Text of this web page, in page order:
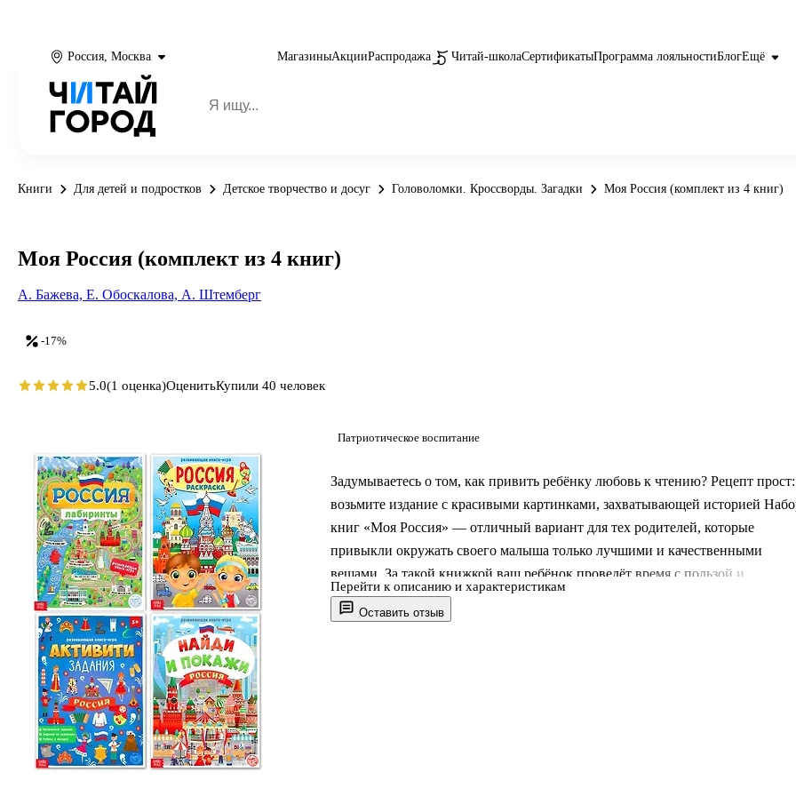
Россия, Москва МагазиныАкцииРаспродажа Читай-школаСертификатыПрограмма лояльностиБлогЕщё
Книги Для детей и подростков Детское творчество и досуг Головоломки. Кроссворды. Загадки Моя Россия (комплект из 4 книг)
Оставить отзыв
Патриотическое воспитание
Задумываетесь о том, как привить ребёнку любовь к чтению? Рецепт прост:
возьмите издание с красивыми картинками, захватывающей историей
книг «Моя Россия» — отличный вариант для тех родителей, которые
привыкли окружать своего малыша только лучшими и качественными
вещами. За такой книжкой ваш ребёнок проведёт время с пользой и
удовольствием, узнает много нового и интересного.
Перейти к описанию и характеристикам
-17%
Моя Россия (комплект из 4 книг)
А. Бажева, Е. Обоскалова, А. Штемберг
5.0(1 оценка)ОценитьКупили 40 человек